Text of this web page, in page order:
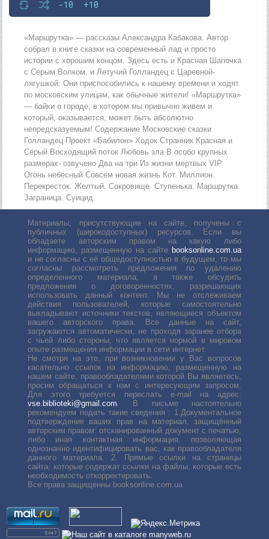
-10 +10
«Маршрутка» — рассказы Александра Кабакова. Автор
собрал в книге сказки на современный лад и просто
истории с хорошим концом. Здесь есть и Красная Шапочка
с Серым Волком, и Летучий Голландец с Царевной-
лягушкой. Они приспособились к нашему времени и ходят
по московским улицам, как обычные жители! «Маршрутка»
— байки о городе, в котором мы привычно живем и
который, оказывается, может быть абсолютно
непредсказуемым! Содержание Московские сказки
Голландец Проект «Бабилон» Ходок Странник Красная и
Серый Восходящий поток Любовь зла В особо крупных
размерах- озвучено Два на три Из жизни мертвых VIP
Огонь небесный Совсем новая жизнь Кот. Миллион.
Перекресток. Желтый. Сокровище. Ступенька. Маршрутка.
Заграница. Суицид.
Материалы, присутствующие на сайте, получены с
публичных (широкодоступных) ресурсов. Если вы
обладаете авторским правом на какую либо
информацию, размещенную на сайте booksonline.com.ua
и не согласны с её общедоступностью в будущем, то мы
согласны рассмотреть предложения по удалению
определенного материала, а также обсудить
предложения о договоренностях, разрешающих
использовать данный контент. Мы не отслеживаем
действия пользователей, которые самостоятельно
выкладывают источники текстов, являющиеся объектом
вашего авторского права. Все данные на сайт,
загружаются автоматически, не проходя заранее отбора
с чьей либо стороны, что является нормой в мировом
опыте размещения информации в сети интернет.
Не смотря на это, при возникновении у Вас вопросов
касательно ссылок на информацию, размещенную на
нашем сайте, правообладателями которой Вы являетесь,
просим обращаться к нам с интересующим запросом.
Для этого требуется переслать е-mail на адрес:
vse.biblioteki@gmail.com. В письме настоятельно
рекомендуем подать такие сведения : 1.Документальное
подтверждение ваших прав на материал, защищённый
авторским правом: отсканированный документ с печатью,
либо иная контактная информация, позволяющая
однозначно идентифицировать вас, как правообладателя
данного материала. 2. Прямые ссылки на страницы
сайта, которые содержат ссылки на файлы, которые есть
необходимость откорректировать.
Все права защищенны booksonline.com.ua